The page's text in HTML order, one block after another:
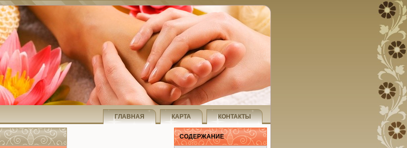
ГЛАВНАЯ КАРТА КОНТАКТЫ
СОДЕРЖАНИЕ